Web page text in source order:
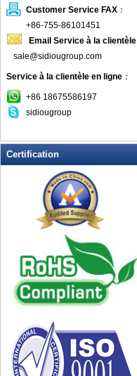
aluminium
meubles en bois en plein air
Meubles en rotin extérieur
Meubles Hôtel Outdoor
Meubles Woodard
Mobilier de jardin en métal
plein air
Mosaïque de meubles extérieurs
Outdoor Bistro Sets
Outdoor Chaises à bascule
Planeurs extérieur et balançoires
Planters extérieur
Tableau Loisirs
Tables de pique-nique
Customer Service FAX ：
+86-755-86101451
Email Service à la clientèle
sale@sidiougroup.com
Service à la clientèle en ligne ：
+86 18675586197
sidiougroup
Certification